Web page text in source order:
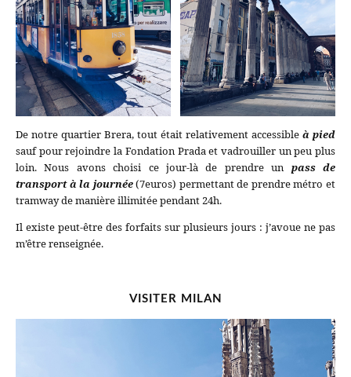
De notre quartier Brera, tout était relativement accessible à pied
sauf pour rejoindre la Fondation Prada et vadrouiller un peu plus
loin. Nous avons choisi ce jour-là de prendre un pass de
transport à la journée(7euros) permettant de prendre métro et
tramway de manière illimitée pendant 24h.
Il existe peut-être des forfaits sur plusieurs jours : j’avoue ne pas
m’être renseignée.
VISITER MILAN